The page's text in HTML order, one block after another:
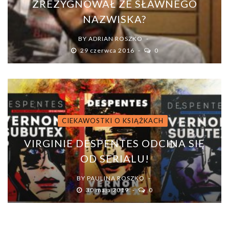
ZREZYGNOWAŁ ZE SŁAWNEGO
NAZWISKA?
BYADRIAN ROSZKO
29 czerwca 2016
0
CIEKAWOSTKI O KSIĄŻKACH
VIRGINIE DESPENTES ODCINA SIĘ
OD SERIALU!
BY PAULINA ROSZKO
30 maja 2019
0